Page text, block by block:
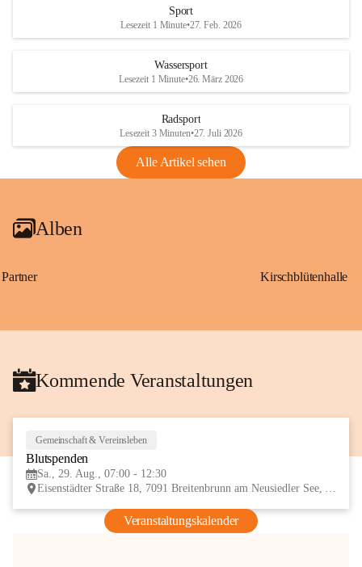
Rebe und der Amerikanischen
Anhang VBl. EU Nr. 18
1 Seite•1,4 MB
VBl. EU Nr. 18_2026
Sport
Lesezeit 1 Minute•27. Feb. 2026
Wassersport
Lesezeit 1 Minute•26. März 2026
Radsport
Lesezeit 3 Minuten•27. Juli 2026
Alle Artikel sehen
Alben
Partner Kirschblütenhalle
Kommende Veranstaltungen
Gemeinschaft & Vereinsleben
Blutspenden
Sa., 29. Aug., 07:00 - 12:30
Eisenstädter Straße 18, 7091 Breitenbrunn am Neusiedler See, AUT
Veranstaltungskalender